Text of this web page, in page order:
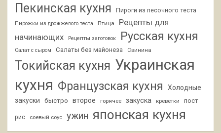
Пекинская кухня Пироги из песочного теста
Пирожки из дрожжевого теста Птица
Рецепты для
начинающих
Рецепты заготовок Русская кухня
Салат с сыром Салаты без майонеза Свинина
Токийская кухня Украинская
кухня Французская кухня
Холодные
закуски
быстро второе горячее закуска креветки пост
рис соевый соус ужин японская кухня